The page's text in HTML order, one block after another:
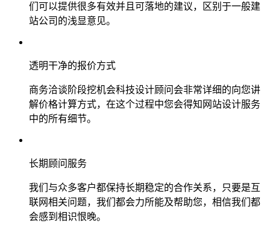
们可以提供很多有效并且可落地的建议，区别于一般建
站公司的浅显意见。
透明干净的报价方式
商务洽谈阶段挖机会科技设计顾问会非常详细的向您讲
解价格计算方式，在这个过程中您会得知网站设计服务
中的所有细节。
长期顾问服务
我们与众多客户都保持长期稳定的合作关系，只要是互
联网相关问题，我们都会力所能及帮助您，相信我们都
会感到相识恨晚。